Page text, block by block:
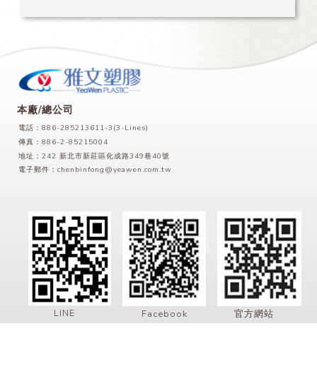
本廠/總公司
電話：886-285213611-3(3-Lines)
傳真：886-2-85215004
地址：242 新北市新莊區化成路349巷40號
電子郵件：chenbinfong@yeawen.com.tw
LINE Facebook 官方網站